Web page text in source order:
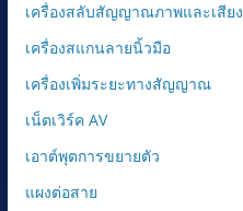
เครื่องสลับสัญญาณภาพและเสียง
เครื่องสแกนลายนิ้วมือ
เครื่องเพิ่มระยะทางสัญญาณ
เน็ตเวิร์ค AV
เอาต์พุตการขยายตัว
แผงต่อสาย